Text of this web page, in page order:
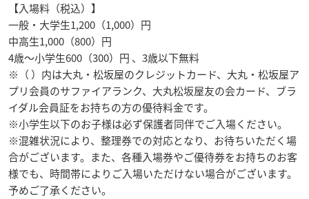
【入場料（税込）】
一般・大学生1,200（1,000）円
中高生1,000（800）円
4歳〜小学生600（300）円 、3歳以下無料
※（ ）内は大丸・松坂屋のクレジットカード、大丸・松坂屋ア
プリ会員のサファイアランク、大丸松坂屋友の会カード、ブラ
イダル会員証をお持ちの方の優待料金です。
※小学生以下のお子様は必ず保護者同伴でご入場ください。
※混雑状況により、整理券での対応となり、お待ちいただく場
合がございます。また、各種入場券やご優待券をお持ちのお客
様でも、時間帯によりご入場いただけない場合がございます。
予めご了承ください。